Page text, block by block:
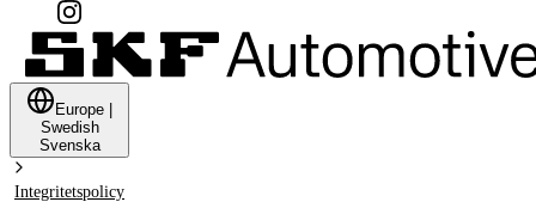
Europe
Swedish
Svenska
Integritetspolicy